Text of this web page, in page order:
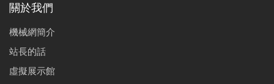
關於我們
機械網簡介
站長的話
虛擬展示館